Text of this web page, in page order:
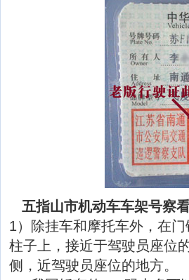
五指山市机动车车架号察
1）除挂车和摩托车外，在
柱子上，接近于驾驶员座位
侧，近驾驶员座位的地方。